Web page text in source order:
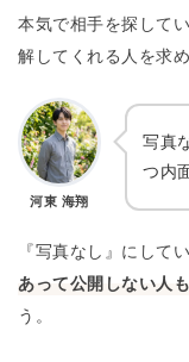
本気で相手を探して
解してくれる人を求
河東 海翔
写真
つ内
『写真なし』にして
あって公開しない人
う。